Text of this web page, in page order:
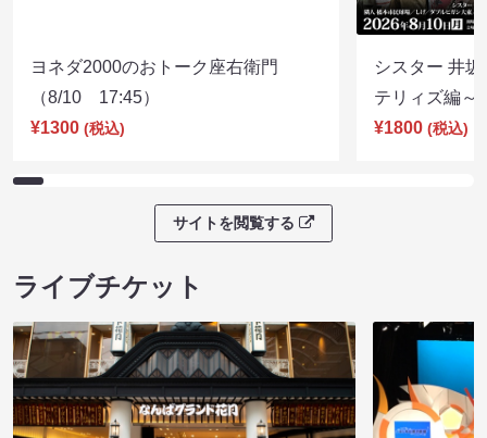
ヨネダ2000のおトーク座右衛門
（8/10 17:45）
¥1300 (税込)
シスター 井
テリィズ編
¥1800 (税込)
サイトを閲覧する
ライブチケット